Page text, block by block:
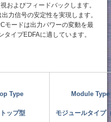
およびフィードバックします。
力信号の安定性を実現します。
モードは出力パワーの変動を最
イプEDFAに適しています。
Type
ップ型
Module Type
モジュールタイプ